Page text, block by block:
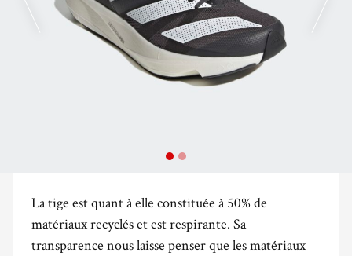
La tige est quant à elle constituée à 50% de
matériaux recyclés et est respirante. Sa
transparence nous laisse penser que les matériaux